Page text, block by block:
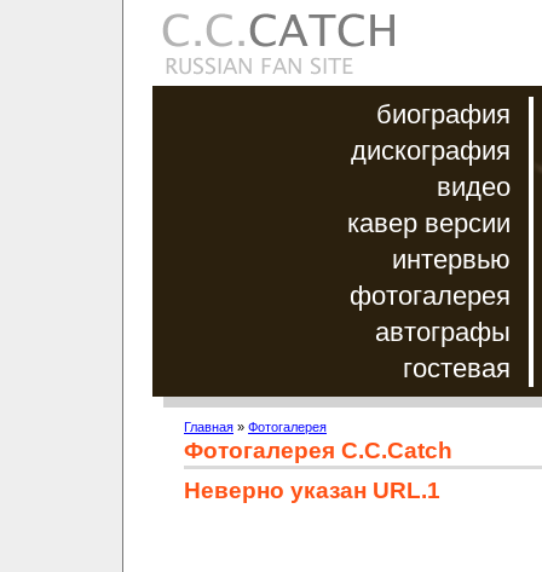
биография
дискография
видео
кавер версии
интервью
фотогалерея
автографы
гостевая
Главная » Фотогалерея
Фотогалерея C.C.Catch
Неверно указан URL.1